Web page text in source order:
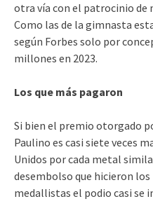
otra vía con el patrocinio de
Como las de la gimnasta
según Forbes solo por
millones en 2023.
Los que más pagaron
Si bien el premio otorgado
Paulino es casi siete veces
Unidos por cada metal
desembolso que hicieron los
medallistas el podio casi se